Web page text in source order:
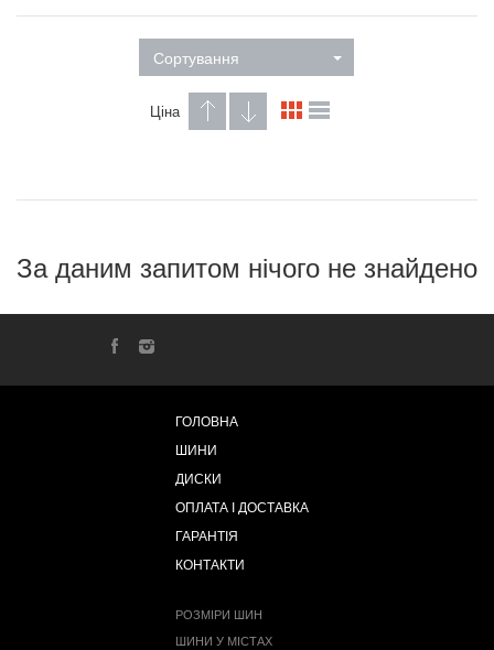
Сортування
Ціна
За даним запитом нічого не знайдено
ГОЛОВНА
ШИНИ
ДИСКИ
ОПЛАТА І ДОСТАВКА
ГАРАНТІЯ
КОНТАКТИ
РОЗМІРИ ШИН
ШИНИ У МІСТАХ